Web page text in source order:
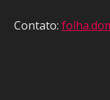
Contato: